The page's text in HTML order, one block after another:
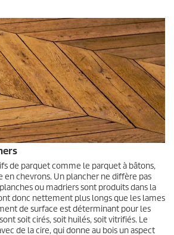
de parquet comme le parquet à bâtons,
en chevrons. Un plancher ne diffère pas
ou madriers sont produits dans la
donc nettement plus longs que les lames
de surface est déterminant pour les
soit cirés, soit huilés, soit vitrifiés. Le
de la cire, qui donne au bois un aspect